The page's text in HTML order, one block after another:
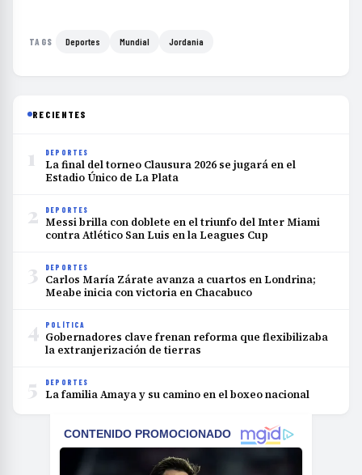
TAGS Deportes Mundial Jordania
RECIENTES
1 DEPORTES
La final del torneo Clausura 2026 se jugará en el
Estadio Único de La Plata
2 DEPORTES
Messi brilla con doblete en el triunfo del Inter Miami
contra Atlético San Luis en la Leagues Cup
3 DEPORTES
Carlos María Zárate avanza a cuartos en Londrina;
Meabe inicia con victoria en Chacabuco
4 POLÍTICA
Gobernadores clave frenan reforma que flexibilizaba
la extranjerización de tierras
5 DEPORTES
La familia Amaya y su camino en el boxeo nacional